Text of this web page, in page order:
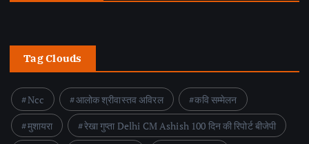
Tag Clouds
Ncc आलोक श्रीवास्तव अविरल
कवि सम्मेलन
मुशायरा
रेखा गुप्ता Delhi CM Ashish 100 दिन की रिपोर्ट बीजेपी